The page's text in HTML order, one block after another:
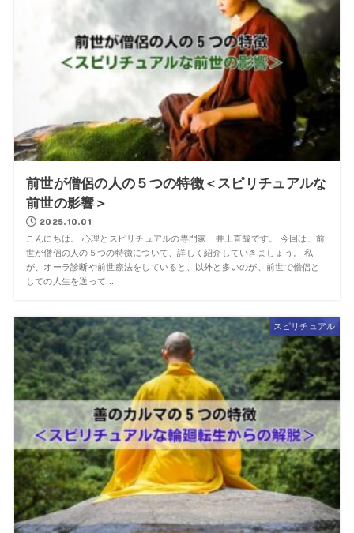
前世が僧侶の人の５つの特徴＜スピリチュアルな
前世の影響＞
2025.10.01
こんにちは。 心理とスピリチュアルの専門家 井上直哉です。 今回は、前
世が僧侶の人の５つの特徴について、詳しく紹介していきましょう。 私
が、オーラ診断や前世療法をしていると、以外と多いのが、前世で僧侶と
しての人生を送って...
スピリチュアル